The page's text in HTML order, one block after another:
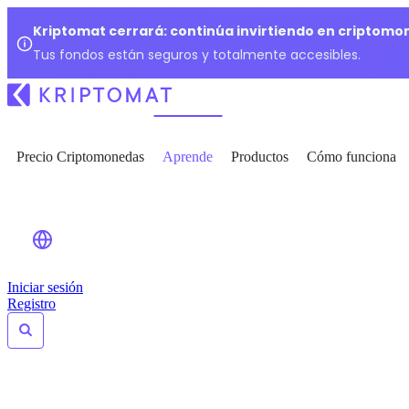
Kriptomat cerrará: continúa invirtiendo en
Tus fondos están seguros y totalmente accesibles.
Precio Criptomonedas Aprende Productos Cómo funciona
Iniciar sesión
Registro